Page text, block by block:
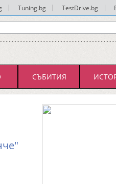
Tuning.bg TestDrive.bg
СЪБИТИЯ